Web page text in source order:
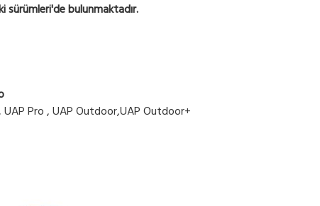
sürümleri'de bulunmaktadır.
UAP Pro , UAP Outdoor,UAP Outdoor+